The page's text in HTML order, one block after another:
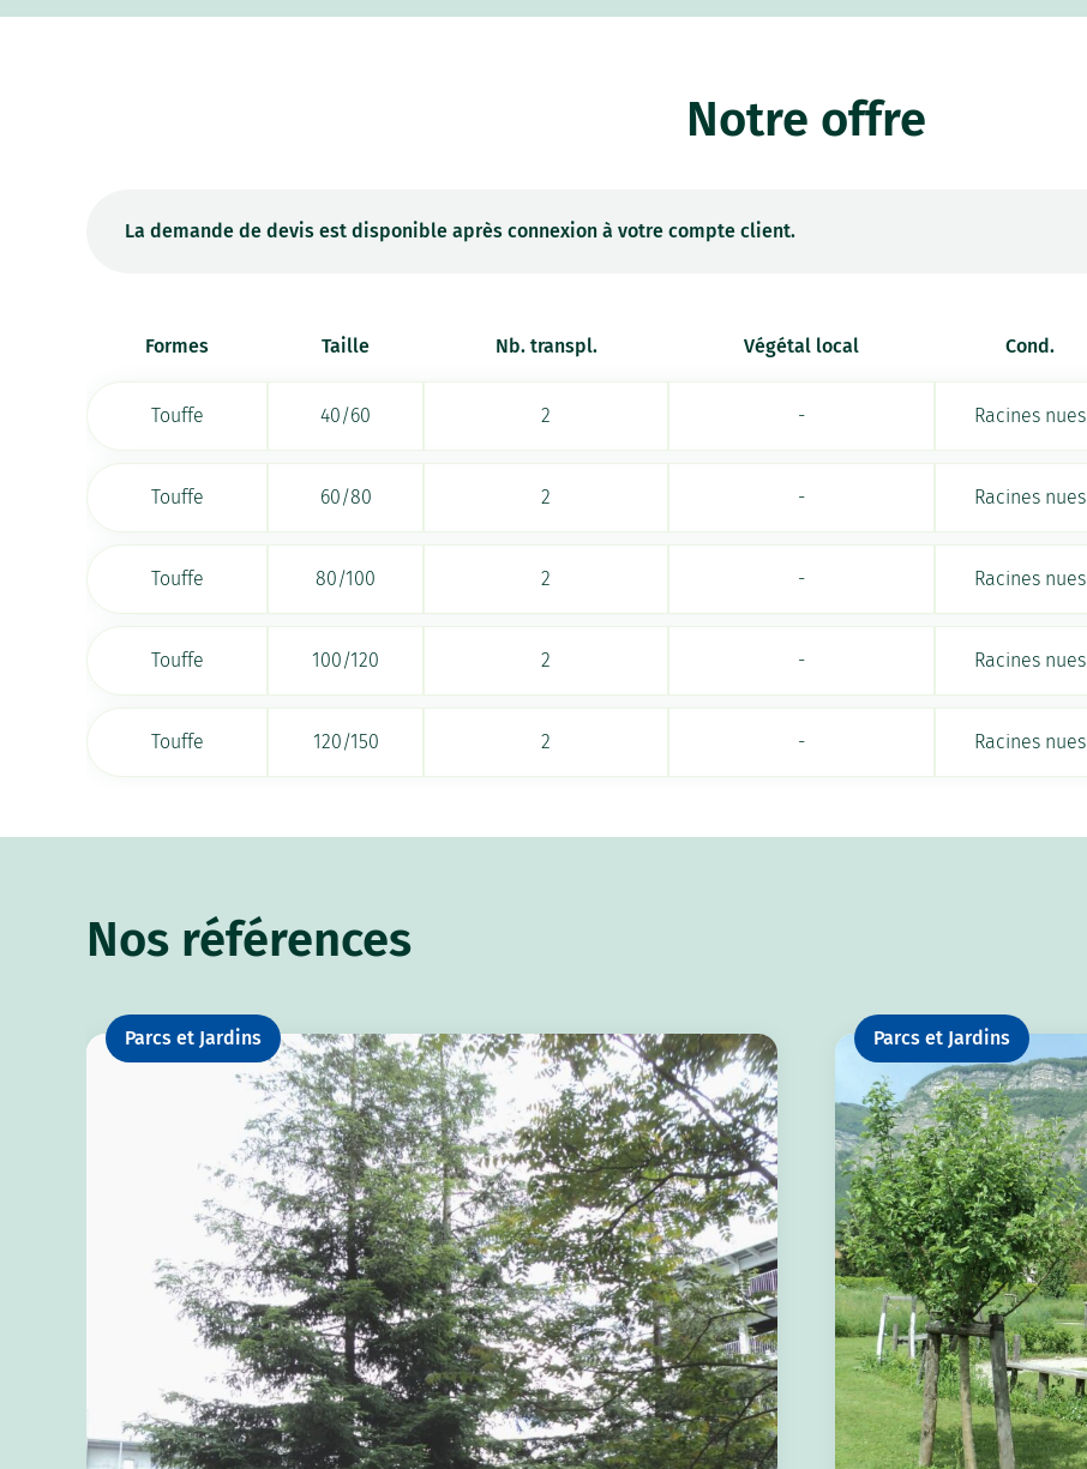
Notre offre
La demande de devis est disponible après connexion à votre compte client.
Formes Taille Nb. transpl. Végétal local Cond.
Touffe 40/60 2 - Racines nues
Touffe 60/80 2 - Racines nues
Touffe 80/100 2 - Racines nues
Touffe 100/120 2 - Racines nues
Touffe 120/150 2 - Racines nues
Nos références
Parcs et Jardins Parcs et Jardins